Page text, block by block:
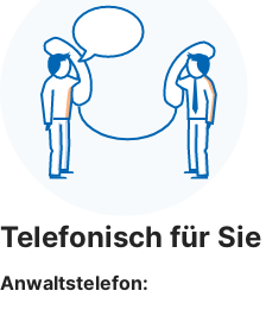
Telefonisch für Sie
Anwaltstelefon: